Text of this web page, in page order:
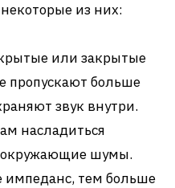
из них:
или закрытые
пропускают больше
звук внутри.
насладиться
окружающие шумы.
тем больше